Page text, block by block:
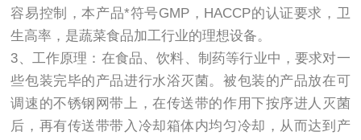
容易控制，本产品*符号GMP，HACCP的认证要求，卫
生高率，是蔬菜食品加工行业的理想设备。
3、工作原理：在食品、饮料、制药等行业中，要求对一
些包装完毕的产品进行水浴灭菌。被包装的产品放在可
调速的不锈钢网带上，在传送带的作用下按序进人灭菌
后，再有传送带带入冷却箱体内均匀冷却，从而达到产